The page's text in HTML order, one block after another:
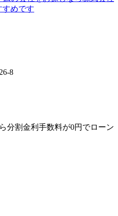
8
分割金利手数料が0円でローン